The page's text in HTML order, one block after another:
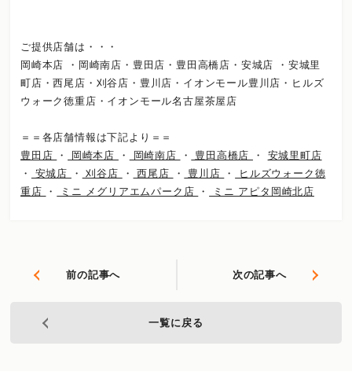
ご提供店舗は・・・
岡崎本店 ・岡崎南店・豊田店・豊田高橋店・安城店 ・安城里
町店・西尾店・刈谷店・豊川店・イオンモール豊川店・ヒルズ
ウォーク徳重店・イオンモール名古屋茶屋店
＝＝各店舗情報は下記より＝＝
豊田店
・ 岡崎本店 ・ 岡崎南店 ・ 豊田高橋店 ・
安城里町店
・
安城店 ・ 刈谷店 ・ 西尾店 ・ 豊川店 ・
ヒルズウォーク徳
重店
・ ミニ メグリアエムパーク店 ・ ミニ アピタ岡崎北店
前の記事へ 次の記事へ
一覧に戻る